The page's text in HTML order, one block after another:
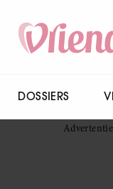
DOSSIERS